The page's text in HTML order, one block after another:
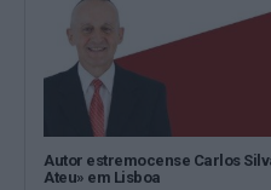
Autor estremocense Carlos
Ateu» em Lisboa